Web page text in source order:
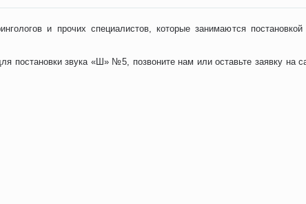
и прочих специалистов, которые занимаются
постановки звука «Ш» №5, позвоните нам или оставьте заявку на